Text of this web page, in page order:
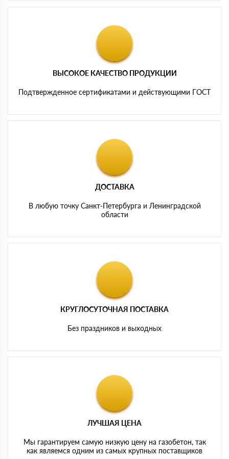
ВЫСОКОЕ КАЧЕСТВО ПРОДУКЦИИ
Подтвержденное сертификатами и действующими ГОСТ
ДОСТАВКА
В любую точку Санкт-Петербурга и Ленинградской
области
КРУГЛОСУТОЧНАЯ ПОСТАВКА
Без праздников и выходных
ЛУЧШАЯ ЦЕНА
Мы гарантируем самую низкую цену на газобетон, так
как являемся одним из самых крупных поставщиков